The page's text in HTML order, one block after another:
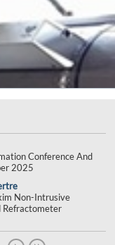
Conference And
2025
Non-Intrusive
Refractometer